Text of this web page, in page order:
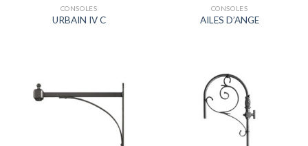
CONSOLES
URBAIN IV C
CONSOLES
AILES D’ANGE